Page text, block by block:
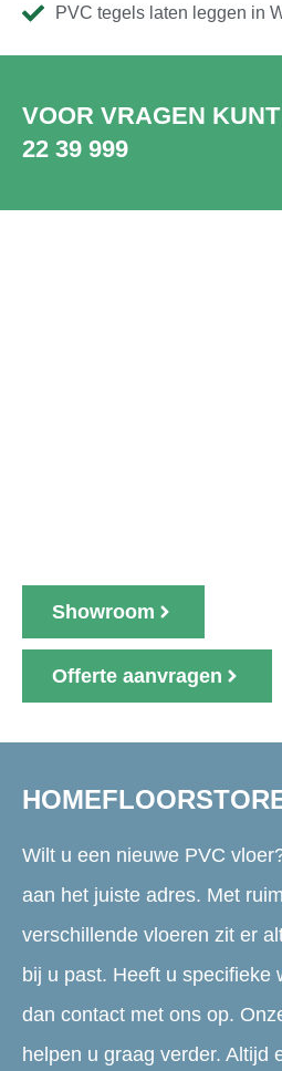
PVC tegels laten leggen in
VOOR VRAGEN
22 39 999
Showroom
Offerte aanvragen
Wilt u een nieuwe PVC
aan het juiste adres. Met
verschillende vloeren zit er
bij u past. Heeft u specifieke
dan contact met ons op.
helpen u graag verder. Altijd